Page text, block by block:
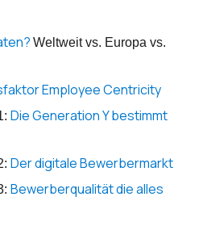
Weltweit vs. Europa vs.
Employee Centricity
Die Generation Y bestimmt
Der digitale Bewerbermarkt
Bewerberqualität die alles